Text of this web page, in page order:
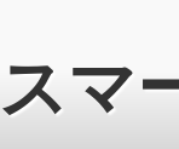
スマ